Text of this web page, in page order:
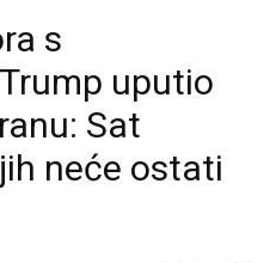
s
uputio
Sat
neće ostati